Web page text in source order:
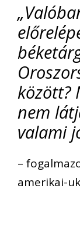
között?
nem
valami
–
amerikai-